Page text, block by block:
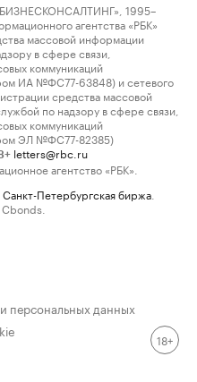
1995–
агентства «РБК»
массовой информации
в сфере связи,
коммуникаций
ИА №ФС77-63848) и сетевого
средства массовой
по надзору в сфере связи,
коммуникаций
ЭЛ №ФС77-82385)
letters@rbc.ru
агентство «РБК».
Санкт-Петербургская биржа
персональных данных
18+